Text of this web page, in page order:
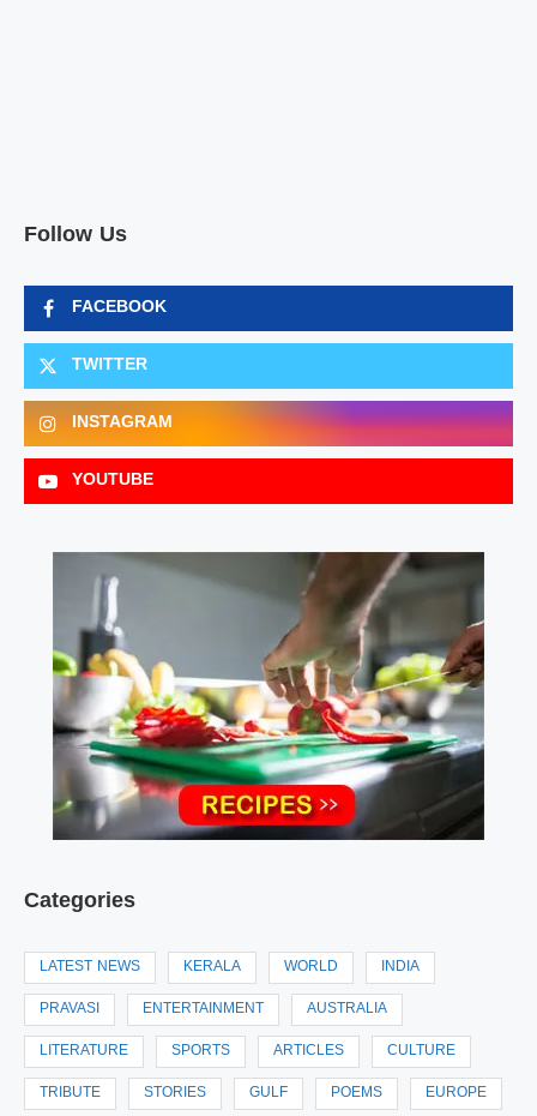
Follow Us
FACEBOOK
TWITTER
INSTAGRAM
YOUTUBE
Categories
LATEST NEWS KERALA WORLD INDIA
PRAVASI ENTERTAINMENT AUSTRALIA
LITERATURE SPORTS ARTICLES CULTURE
TRIBUTE STORIES GULF POEMS EUROPE